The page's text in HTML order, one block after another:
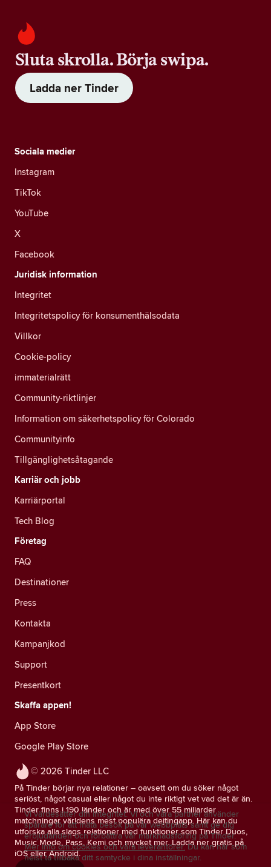
Sluta skrolla. Börja swipa.
Ladda ner Tinder
© 2026 Tinder LLC
På Tinder börjar nya relationer – oavsett om du söker något
seriöst, något casual eller något du inte riktigt vet vad det är än.
Tinder finns i 190 länder och är med över 55 miljarder
matchningar världens mest populära dejtingapp. Här kan du
utforska alla slags relationer med funktioner som Tinder Duos,
Music Mode, Pass, Kemi och mycket mer. Ladda ner gratis på
iOS eller Android.
Sociala medier
Instagram
TikTok
YouTube
X
Facebook
Juridisk information
Integritet
Integritetspolicy för konsumenthälsodata
Villkor
Cookie-policy
immaterialrätt
Community-riktlinjer
Information om säkerhetspolicy för Colorado
Communityinfo
Tillgänglighetsåtagande
Karriär och jobb
Karriärportal
Tech Blog
Företag
FAQ
Destinationer
Press
Kontakta
Kampanjkod
Support
Presentkort
Skaffa appen!
App Store
Google Play Store
Vi värdesätter din integritet. Vi och våra partner använder
spårare för att mäta besök på vår webbplats samt ge dig
erbjudanden och förbättra vår marknadsföring på Tinder.
Mer info om cookies och våra leverantörer. Du kan när som
helst ta tillbaka ditt samtycke i dina inställningar.